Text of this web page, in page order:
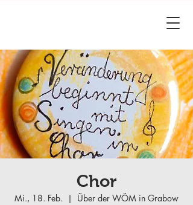
Chor
Mi., 18. Feb.
  |
Über der WÖM in Grabow